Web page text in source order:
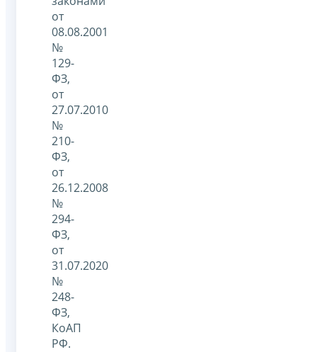
от
08.08.2001
№
129-
ФЗ,
от
27.07.2010
№
210-
ФЗ,
от
26.12.2008
№
294-
ФЗ,
от
31.07.2020
№
248-
ФЗ,
КоАП
РФ.